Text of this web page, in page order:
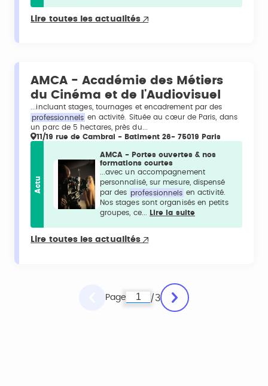
Lire toutes les actualités
AMCA - Académie des Métiers
du Cinéma et de l'Audiovisuel
...incluant stages, tournages et encadrement par des
professionnels en activité. Située au cœur de Paris, dans
un parc de 5 hectares, près du...
11/19 rue de Cambrai - Batiment 26- 75019 Paris
Actu
AMCA - Portes ouvertes & nos
formations courtes
...avec un accompagnement
personnalisé, sur mesure, dispensé
par des professionnels en activité.
Nos stages sont organisés en petits
groupes, ce...
Lire la suite
Lire toutes les actualités
Page / 3